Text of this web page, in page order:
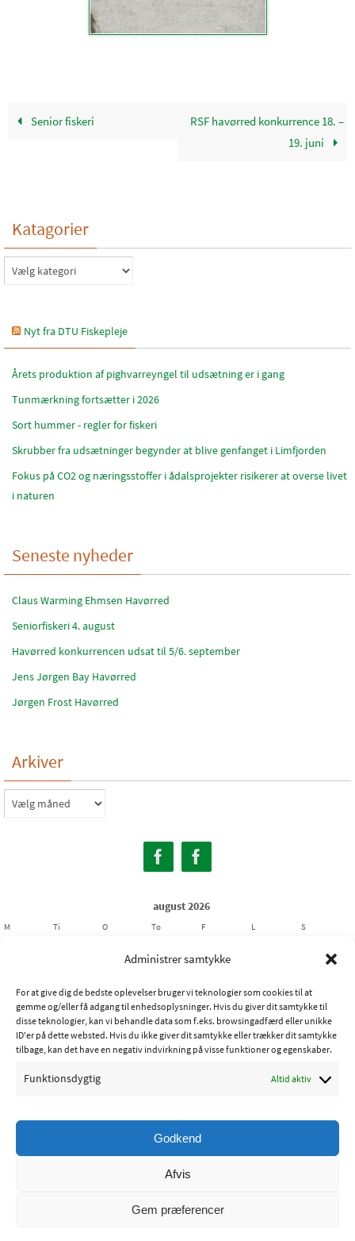
Administrer samtykke
For at give dig de bedste oplevelser bruger vi teknologier som cookies til at
gemme og/eller få adgang til enhedsoplysninger. Hvis du giver dit samtykke til
disse teknologier, kan vi behandle data som f.eks. browsingadfærd eller unikke
ID'er på dette websted. Hvis du ikke giver dit samtykke eller trækker dit samtykke
tilbage, kan det have en negativ indvirkning på visse funktioner og egenskaber.
Funktionsdygtig Altid aktiv
Godkend
Afvis
Gem præferencer
Senior fiskeri
RSF havørred konkurrence 18. –
19. juni
Katagorier
Katagorier
Nyt fra DTU Fiskepleje
Årets produktion af pighvarreyngel til udsætning er i gang
Tunmærkning fortsætter i 2026
Sort hummer - regler for fiskeri
Skrubber fra udsætninger begynder at blive genfanget i Limfjorden
Fokus på CO2 og næringsstoffer i ådalsprojekter risikerer at overse livet
i naturen
Seneste nyheder
Claus Warming Ehmsen Havørred
Seniorfiskeri 4. august
Havørred konkurrencen udsat til 5/6. september
Jens Jørgen Bay Havørred
Jørgen Frost Havørred
Arkiver
Arkiver
august 2026
M Ti O To F L S
10
11 12 13 14 15
17
18 19 20 21 22
23
24
25 26 27 28 29
30
Copyright © 2015 - Ribe Sportsfiskerforening